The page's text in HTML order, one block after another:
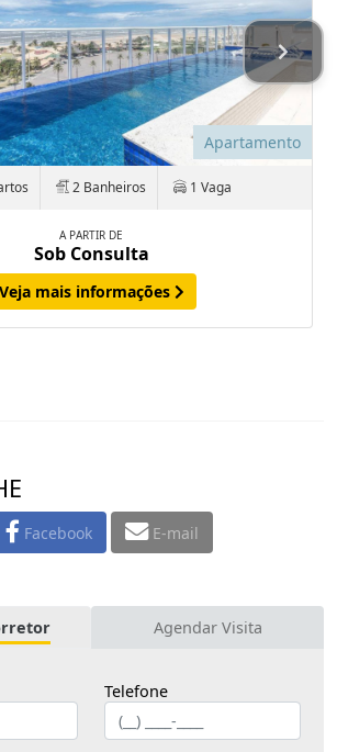
Apartamento
2 Banheiros 1 Vaga
A PARTIR DE
Sob Consulta
Veja mais informações
Facebook E-mail
Agendar Visita
Telefone